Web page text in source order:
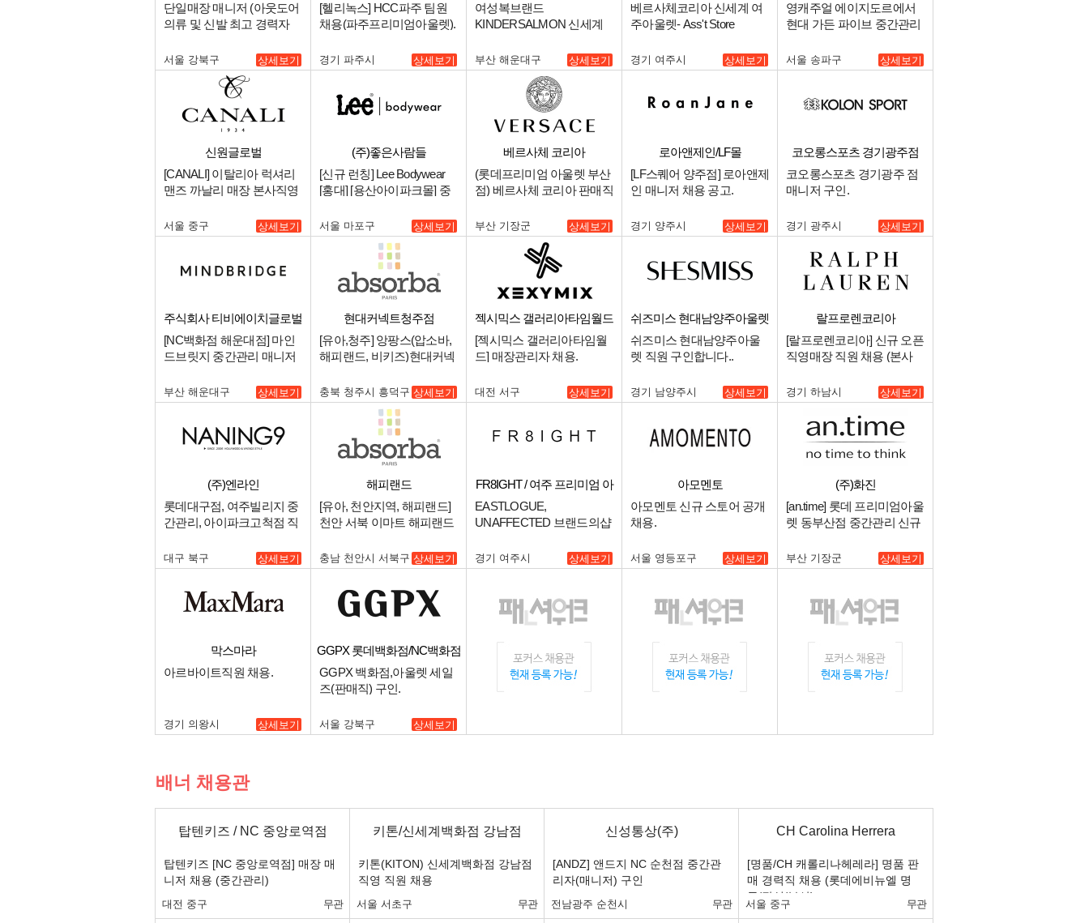
단일매장 매니저 (아웃도어
의류 및 신발 최고 경력자
다..
서울 강북구 상세보기
[헬리녹스] HCC파주 팀원
채용(파주프리미엄아울렛).
경기 파주시 상세보기
여성복브랜드
KINDERSALMON 신세계
용.
부산 해운대구 상세보기
베르사체코리아 신세계 여
주아울렛- Ass't Store
경기 여주시 상세보기
영캐주얼 에이지도르에서
현대 가든 파이브 중간관리
서울 송파구 상세보기
신원글로벌
[CANALI] 이탈리아 럭셔리
맨즈 까날리 매장 본사직영
서울 중구 상세보기
(주)좋은사람들
[신규 런칭] Lee Bodywear
[홍대] [용산아이파크몰] 중
서울 마포구 상세보기
베르사체 코리아
(롯데프리미엄 아울렛 부산
점) 베르사체 코리아 판매직
부산 기장군 상세보기
로아앤제인/LF몰
[LF스퀘어 양주점] 로아앤제
인 매니저 채용 공고.
경기 양주시 상세보기
코오롱스포츠 경기광주점
코오롱스포츠 경기광주 점
매니저 구인.
경기 광주시 상세보기
주식회사 티비에이치글로벌
[NC백화점 해운대점] 마인
드브릿지 중간관리 매니저
부산 해운대구 상세보기
현대커넥트청주점
[유아,청주] 앙팡스(압소바,
해피랜드, 비키즈)현대커넥
구인.
충북 청주시 흥덕구 상세보기
젝시믹스 갤러리아타임월드
점
[젝시믹스 갤러리아타임월
드] 매장관리자 채용.
대전 서구 상세보기
쉬즈미스 현대남양주아울렛
쉬즈미스 현대남양주아울
렛 직원 구인합니다..
경기 남양주시 상세보기
랄프로렌코리아
[랄프로렌코리아] 신규 오픈
직영매장 직원 채용 (본사
경기 하남시 상세보기
(주)엔라인
롯데대구점, 여주빌리지 중
간관리, 아이파크고척점 직
대구 북구 상세보기
해피랜드
[유아, 천안지역, 해피랜드]
천안 서북 이마트 해피랜드
구인.
충남 천안시 서북구 상세보기
FR8IGHT / 여주 프리미엄 아
울렛
EASTLOGUE,
UNAFFECTED 브랜드의샵
아울렛 여주점 매니저 구인.
경기 여주시 상세보기
아모멘토
아모멘토 신규 스토어 공개
채용.
서울 영등포구 상세보기
(주)화진
[an.time] 롯데 프리미엄아울
렛 동부산점 중간관리 신규
부산 기장군 상세보기
막스마라
아르바이트직원 채용.
경기 의왕시 상세보기
GGPX 롯데백화점/NC백화점
GGPX 백화점,아울렛 세일
즈(판매직) 구인.
서울 강북구 상세보기
배너 채용관
탑텐키즈 / NC 중앙로역점
탑텐키즈 [NC 중앙로역점] 매장 매
니저 채용 (중간관리)
대전 중구 무관
키톤/신세계백화점 강남점
키톤(KITON) 신세계백화점 강남점
직영 직원 채용
서울 서초구 무관
신성통상(주)
[ANDZ] 앤드지 NC 순천점 중간관
리자(매니저) 구인
전남광주 순천시 무관
CH Carolina Herrera
[명품/CH 캐롤리나헤레라] 명품 판
매 경력직 채용 (롯데에비뉴엘 명
동/잠실/부산)
서울 중구 무관